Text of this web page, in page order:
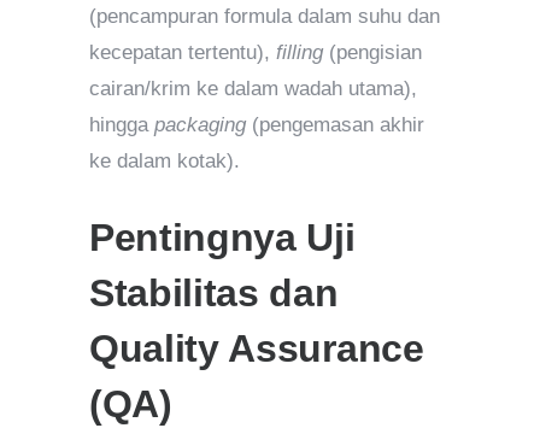
(pencampuran formula dalam suhu dan
kecepatan tertentu), filling(pengisian
cairan/krim ke dalam wadah utama),
hingga packaging(pengemasan akhir
ke dalam kotak).
Pentingnya Uji
Stabilitas dan
Quality Assurance
(QA)